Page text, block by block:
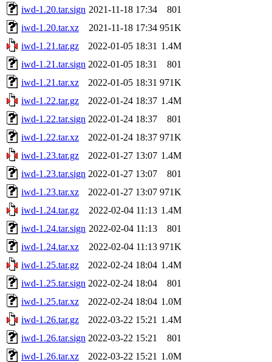
iwd-1.20.tar.sign 2021-11-18 17:34
801
iwd-1.20.tar.xz
2021-11-18 17:34 951K
iwd-1.21.tar.gz
2022-01-05 18:31 1.4M
iwd-1.21.tar.sign 2022-01-05 18:31
801
iwd-1.21.tar.xz
2022-01-05 18:31 971K
iwd-1.22.tar.gz
2022-01-24 18:37 1.4M
iwd-1.22.tar.sign 2022-01-24 18:37
801
iwd-1.22.tar.xz
2022-01-24 18:37 971K
iwd-1.23.tar.gz
2022-01-27 13:07 1.4M
iwd-1.23.tar.sign 2022-01-27 13:07
801
iwd-1.23.tar.xz
2022-01-27 13:07 971K
iwd-1.24.tar.gz
2022-02-04 11:13 1.4M
iwd-1.24.tar.sign 2022-02-04 11:13
801
iwd-1.24.tar.xz
2022-02-04 11:13 971K
iwd-1.25.tar.gz
2022-02-24 18:04 1.4M
iwd-1.25.tar.sign 2022-02-24 18:04
801
iwd-1.25.tar.xz
2022-02-24 18:04 1.0M
iwd-1.26.tar.gz
2022-03-22 15:21 1.4M
iwd-1.26.tar.sign 2022-03-22 15:21
801
iwd-1.26.tar.xz
2022-03-22 15:21 1.0M